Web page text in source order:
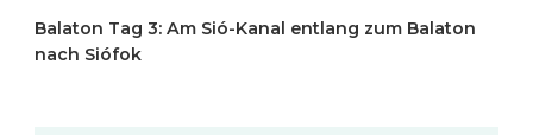
Balaton Tag 3: Am Sió-Kanal entlang zum Balaton
nach Siófok